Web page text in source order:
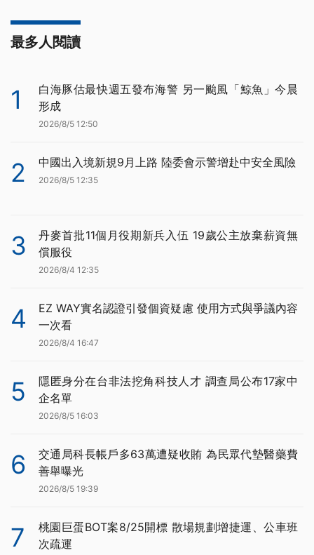
最多人閱讀
1
白海豚估最快週五發布海警 另一颱風「鯨魚」今晨
形成
2026/8/5 12:50
2 中國出入境新規9月上路 陸委會示警增赴中安全風險
2026/8/5 12:35
3
丹麥首批11個月役期新兵入伍 19歲公主放棄薪資無
償服役
2026/8/4 12:35
4
EZ WAY實名認證引發個資疑慮 使用方式與爭議內容
一次看
2026/8/4 16:47
5
隱匿身分在台非法挖角科技人才 調查局公布17家中
企名單
2026/8/5 16:03
6
交通局科長帳戶多63萬遭疑收賄 為民眾代墊醫藥費
善舉曝光
2026/8/5 19:39
7
桃園巨蛋BOT案8/25開標 散場規劃增捷運、公車班
次疏運